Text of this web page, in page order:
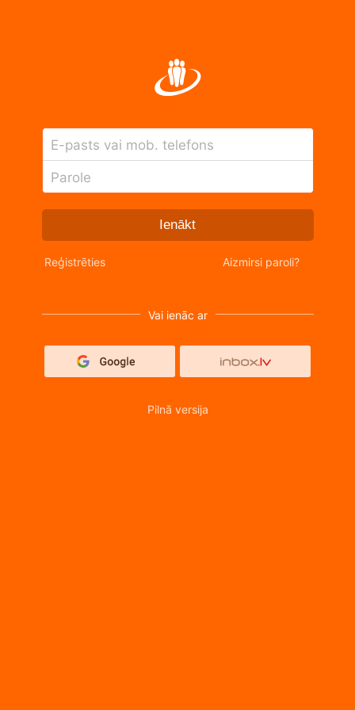
E-pasts vai mob. telefons
Parole
Ienākt
Reģistrēties Aizmirsi paroli?
Vai ienāc ar
Pilnā versija